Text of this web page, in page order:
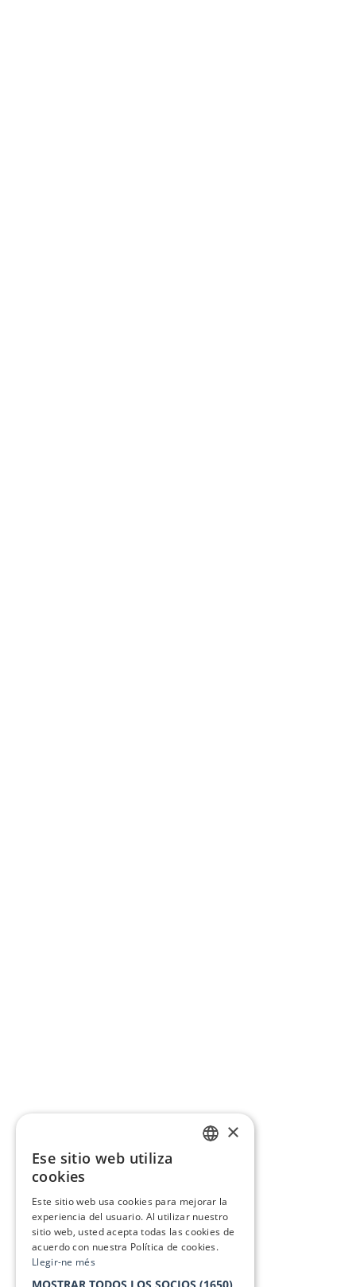
×
Ese sitio web utiliza
cookies
Este sitio web usa cookies para mejorar la
experiencia del usuario. Al utilizar nuestro
sitio web, usted acepta todas las cookies de
acuerdo con nuestra Política de cookies.
Llegir-ne més